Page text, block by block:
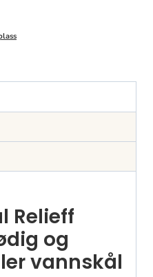
Relieff
og
vannskål